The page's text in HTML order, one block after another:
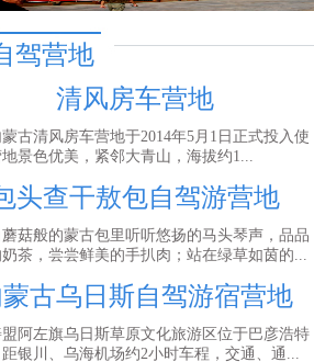
驾营地
清风房车营地
清风房车营地于2014年5月1日正式投入使
景色优美，紧邻大青山，海拔约1...
头查干敖包自驾游营地
菇般的蒙古包里听听悠扬的马头琴声，品品
茶，尝尝鲜美的手扒肉；站在绿草如茵的...
蒙古乌日斯自驾游宿营地
盟阿左旗乌日斯草原文化旅游区位于巴彦浩特
银川、乌海机场约2小时车程，交通、通...